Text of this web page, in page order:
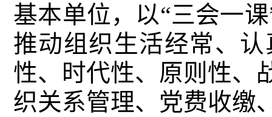
基本单位，以“三会一
推动组织生活经常、
性、时代性、原则性、
织关系管理、党费收缴